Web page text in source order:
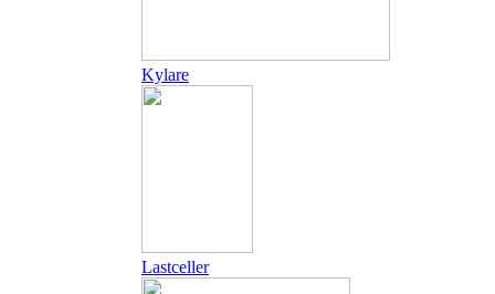
Kylare
Lastceller